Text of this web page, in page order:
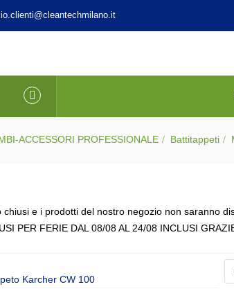
ACCESSORI PROFESSIONALE Battitappeti
chiusi e i prodotti del nostro negozio non saranno
PER FERIE DAL 08/08 AL 24/08 INCLUSI